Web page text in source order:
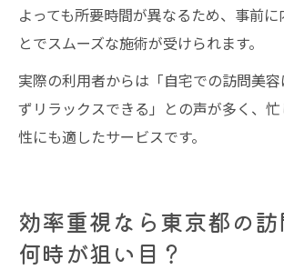
よっても所要時間が異なるため、事前
とでスムーズな施術が受けられます。
実際の利用者からは「自宅での訪問美
ずリラックスできる」との声が多く、
性にも適したサービスです。
効率重視なら東京都の
何時が狙い目？